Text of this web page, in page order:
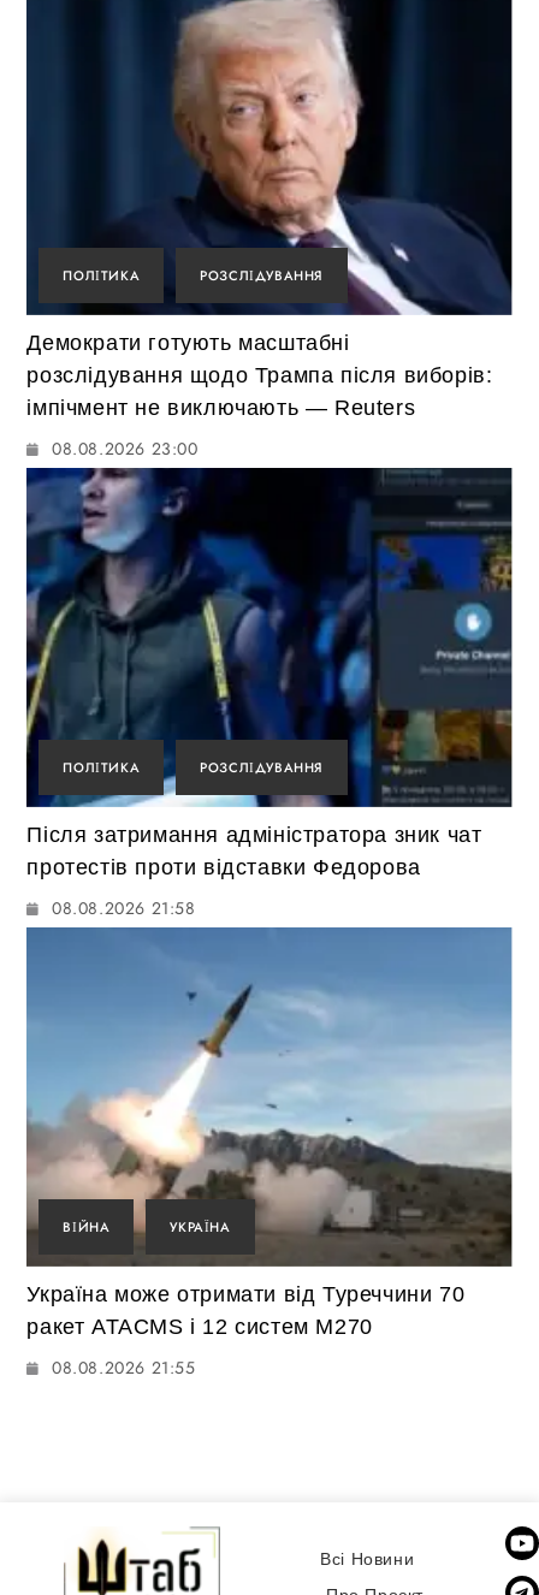
ПОЛІТИКА РОЗСЛІДУВАННЯ
Демократи готують масштабні
розслідування щодо Трампа після виборів:
імпічмент не виключають — Reuters
08.08.2026 23:00
ПОЛІТИКА РОЗСЛІДУВАННЯ
Після затримання адміністратора зник чат
протестів проти відставки Федорова
08.08.2026 21:58
ВІЙНА УКРАЇНА
Україна може отримати від Туреччини 70
ракет ATACMS і 12 систем M270
08.08.2026 21:55
Всі Новини